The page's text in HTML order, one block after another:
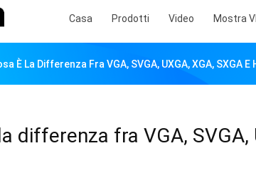
Casa Prodotti Video Mostra
È La Differenza Fra VGA, SVGA, UXGA, XGA, SXGA E
differenza fra VGA, SVGA,